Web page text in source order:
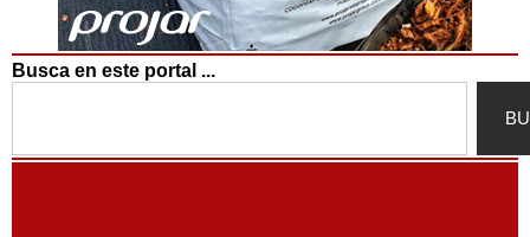
Busca en este portal ...